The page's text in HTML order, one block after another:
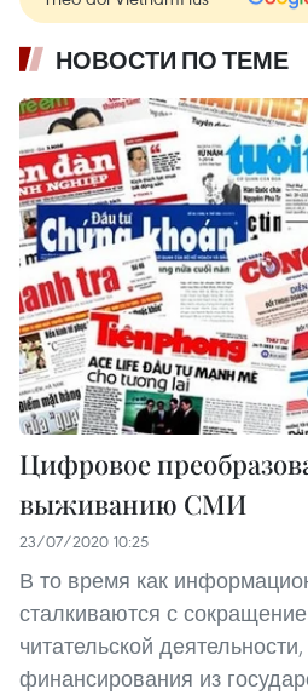
НОВОСТИ ПО ТЕМЕ
Цифровое
выживанию СМИ
23/07/2020 10:25
В то время как
сталкиваются с
читательской
финансирования из